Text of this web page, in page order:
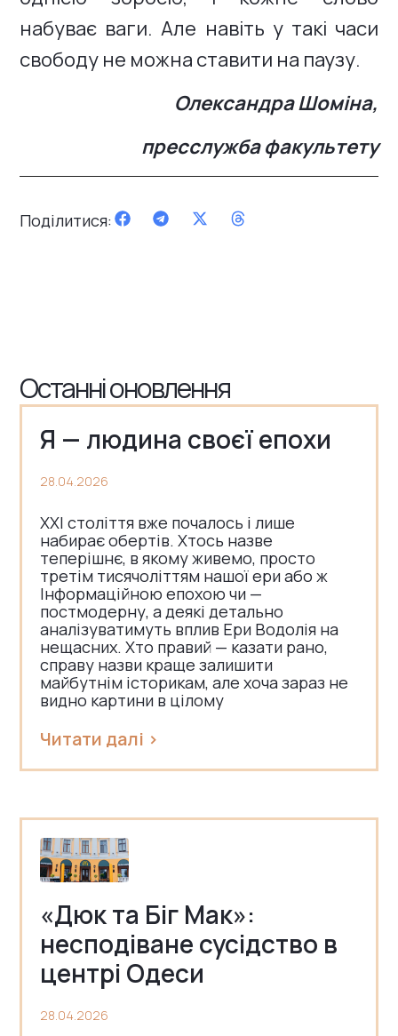
набуває ваги. Але навіть у такі часи
свободу не можна ставити на паузу.
Олександра Шоміна,
пресслужба факультету
Поділитися:
Останні оновлення
Я — людина своєї епохи
28.04.2026
ХХІ століття вже почалось і лише
набирає обертів. Хтось назве
теперішнє, в якому живемо, просто
третім тисячоліттям нашої ери або ж
Інформаційною епохою чи —
постмодерну, а деякі детально
аналізуватимуть вплив Ери Водолія на
нещасних. Хто правий — казати рано,
справу назви краще залишити
майбутнім історикам, але хоча зараз не
видно картини в цілому
Читати далі >
«Дюк та Біг Мак»:
несподіване сусідство в
центрі Одеси
28.04.2026